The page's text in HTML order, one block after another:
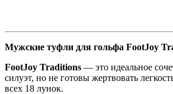
Мужские туфли для гольфа FootJoy
FootJoy Traditions — это идеальное
силуэт, но не готовы жертвовать
всех 18 лунок.